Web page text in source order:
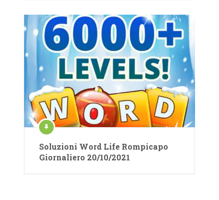
Soluzioni Word Life Rompicapo
Giornaliero 20/10/2021